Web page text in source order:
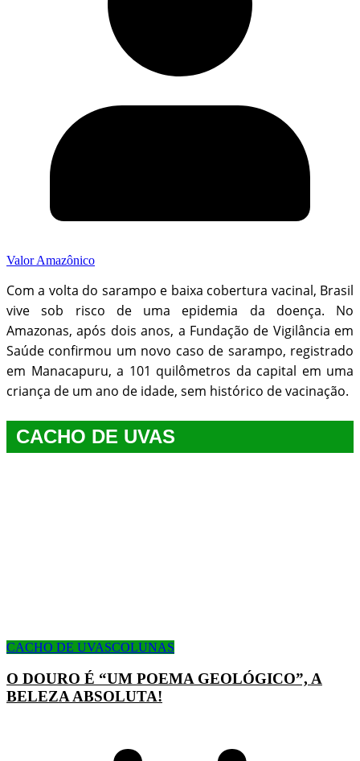
Valor Amazônico
Com a volta do sarampo e baixa cobertura vacinal, Brasil
vive sob risco de uma epidemia da doença. No
Amazonas, após dois anos, a Fundação de Vigilância em
Saúde confirmou um novo caso de sarampo, registrado
em Manacapuru, a 101 quilômetros da capital em uma
criança de um ano de idade, sem histórico de vacinação.
CACHO DE UVAS
CACHO DE UVASCOLUNAS
O DOURO É “UM POEMA GEOLÓGICO”, A
BELEZA ABSOLUTA!